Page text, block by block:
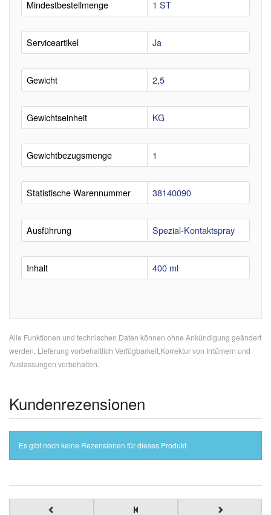
Mindestbestellmenge 1 ST
Serviceartikel Ja
Gewicht 2,5
Gewichtseinheit KG
Gewichtbezugsmenge 1
Statistische Warennummer 38140090
Ausführung Spezial-Kontaktspray
Inhalt 400 ml
Alle Funktionen und technischen Daten können ohne Ankündigung geändert
werden, Lieferung vorbehaltlich Verfügbarkeit,Korrektur von Irrtümern und
Auslassungen vorbehalten.
Kundenrezensionen
Es gibt noch keine Rezensionen für dieses Produkt.